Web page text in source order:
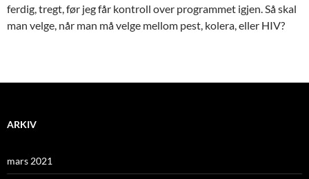
ferdig, tregt, før jeg får kontroll over programmet igjen. Så skal
man velge, når man må velge mellom pest, kolera, eller HIV?
ARKIV
mars 2021